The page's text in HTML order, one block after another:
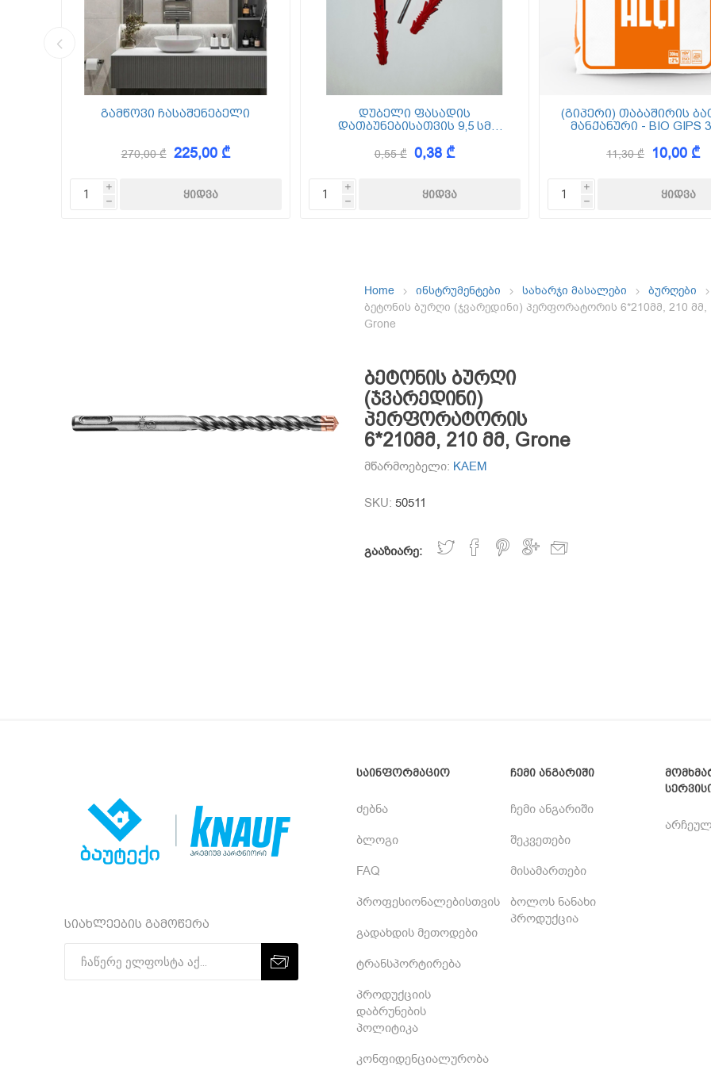
კედლის შემოსვები
KAEM Dekor
გამწოვი ჩასაშენებელი
270,00 ₾ 225,00 ₾
i
h
დუბელი ფასადის
დათბუნებისათვის 9,5 სმ
0,55 ₾ 0,38 ₾
i
h
(გიპერი) თაბაშირის
მანქანური - BIO GIPS
11,30 ₾ 10,00 ₾
i
h
Home ინსტრუმენტები სახარჯი მასალები
ბურღები
ბეტონის ბურღი (ჯვარედინი) პერფორატორის 6*210მმ, 210 მმ,
Grone
ბეტონის ბურღი
(ჯვარედინი)
პერფორატორის
6*210მმ, 210 მმ, Grone
მწარმოებელი: KAEM
SKU: 50511
გააზიარე:
სიახლეების გამოწერა
საინფორმაციო
ძებნა
ბლოგი
FAQ
პროფესიონალებისთვის
გადახდის მეთოდები
ტრანსპორტირება
პროდუქციის
დაბრუნების
პოლიტიკა
კონფიდენციალურობა
ჩემი ანგარიში
ჩემი ანგარიში
შეკვეთები
მისამართები
ბოლოს ნანახი
პროდუქცია